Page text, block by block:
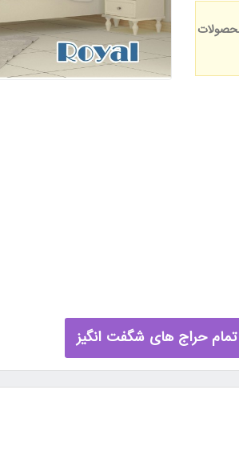
حراج های شگفت انگیز